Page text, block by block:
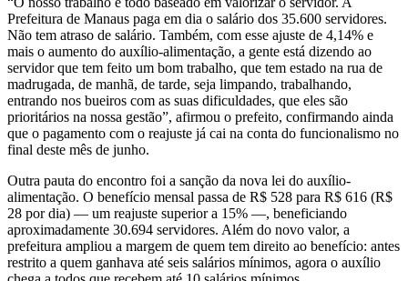
Prefeitura de Manaus paga em dia o salário dos 35.600 servidores.
Não tem atraso de salário. Também, com esse ajuste de 4,14% e
mais o aumento do auxílio-alimentação, a gente está dizendo ao
servidor que tem feito um bom trabalho, que tem estado na rua de
madrugada, de manhã, de tarde, seja limpando, trabalhando,
entrando nos bueiros com as suas dificuldades, que eles são
prioritários na nossa gestão”, afirmou o prefeito, confirmando ainda
que o pagamento com o reajuste já cai na conta do funcionalismo no
final deste mês de junho.
Outra pauta do encontro foi a sanção da nova lei do auxílio-
alimentação. O benefício mensal passa de R$ 528 para R$ 616 (R$
28 por dia) — um reajuste superior a 15% —, beneficiando
aproximadamente 30.694 servidores. Além do novo valor, a
prefeitura ampliou a margem de quem tem direito ao benefício: antes
restrito a quem ganhava até seis salários mínimos, agora o auxílio